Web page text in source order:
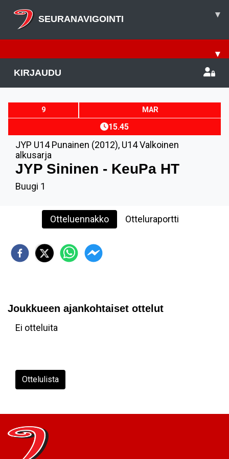
SEURANAVIGOINTI ▾
▾
KIRJAUDU
9 MAR
15.45
JYP U14 Punainen (2012), U14 Valkoinen
alkusarja
JYP Sininen - KeuPa HT
Buugi 1
Otteluennakko Otteluraportti
Joukkueen ajankohtaiset ottelut
Ei otteluita
Ottelulista